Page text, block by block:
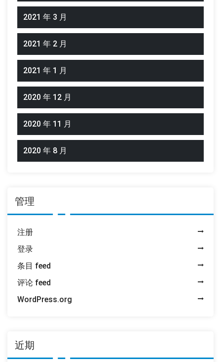
2021 年 3 月
2021 年 2 月
2021 年 1 月
2020 年 12 月
2020 年 11 月
2020 年 8 月
管理
注册
登录
条目 feed
评论 feed
WordPress.org
近期